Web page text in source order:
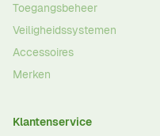
Toegangsbeheer
Veiligheidssystemen
Accessoires
Merken
Klantenservice